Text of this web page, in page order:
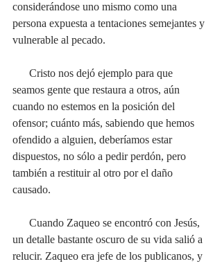
considerándose uno mismo como una
persona expuesta a tentaciones semejantes y
vulnerable al pecado.
seamos gente que restaura a otros, aún
cuando no estemos en la posición del
ofensor; cuánto más, sabiendo que hemos
ofendido a alguien, deberíamos estar
dispuestos, no sólo a pedir perdón, pero
también a restituir al otro por el daño
causado.
un detalle bastante oscuro de su vida salió a
relucir. Zaqueo era jefe de los publicanos, y